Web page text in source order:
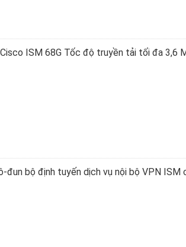
ISM 68G Tốc độ truyền tải tối đa 3,6
đun bộ định tuyến dịch vụ nội bộ VPN ISM